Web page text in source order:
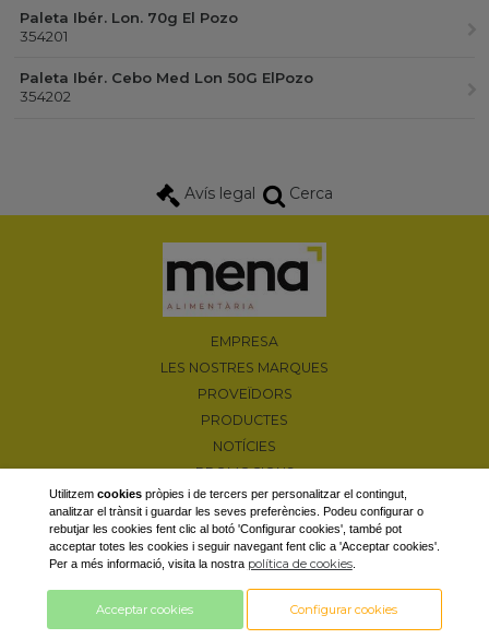
Paleta Ibér. Lon. 70g El Pozo
354201
Paleta Ibér. Cebo Med Lon 50G ElPozo
354202
Avís legal Cerca
EMPRESA
LES NOSTRES MARQUES
PROVEÏDORS
PRODUCTES
NOTÍCIES
PROMOCIONS
CONTACTAR
Camí d'Albesa, s/n 25600 Balaguer (Lleida)
T. 973 44 66 18 / F. 973 44 83 22
info@comercialmena.com
Utilitzem cookiespròpies i de tercers per personalitzar el contingut,
analitzar el trànsit i guardar les seves preferències. Podeu configurar o
rebutjar les cookies fent clic al botó 'Configurar cookies', també pot
acceptar totes les cookies i seguir navegant fent clic a 'Acceptar cookies'.
Per a més informació, visita la nostra política de cookies.
Acceptar cookies Configurar cookies